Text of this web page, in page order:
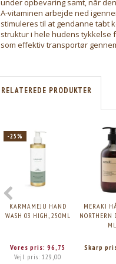
under opbevaring samt, når
A-vitaminen arbejde ned
stimuleres til at gendanne tabt
struktur i hele hudens tykkelse
som effektiv transportør
RELATEREDE PRODUKTER
-25%
KARMAMEJU HAND
WASH 03 HIGH, 250ML
Vores pris: 96,75
Vejl. pris:129,00
MERAKI
NORTHERN
ML.
Skarp